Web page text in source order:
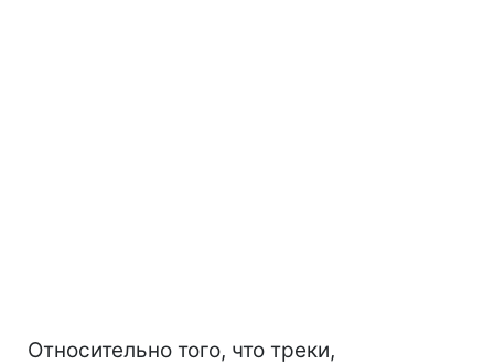
Относительно того, что треки,